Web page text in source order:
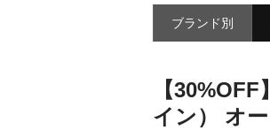
ブランド別
【
イン） オ